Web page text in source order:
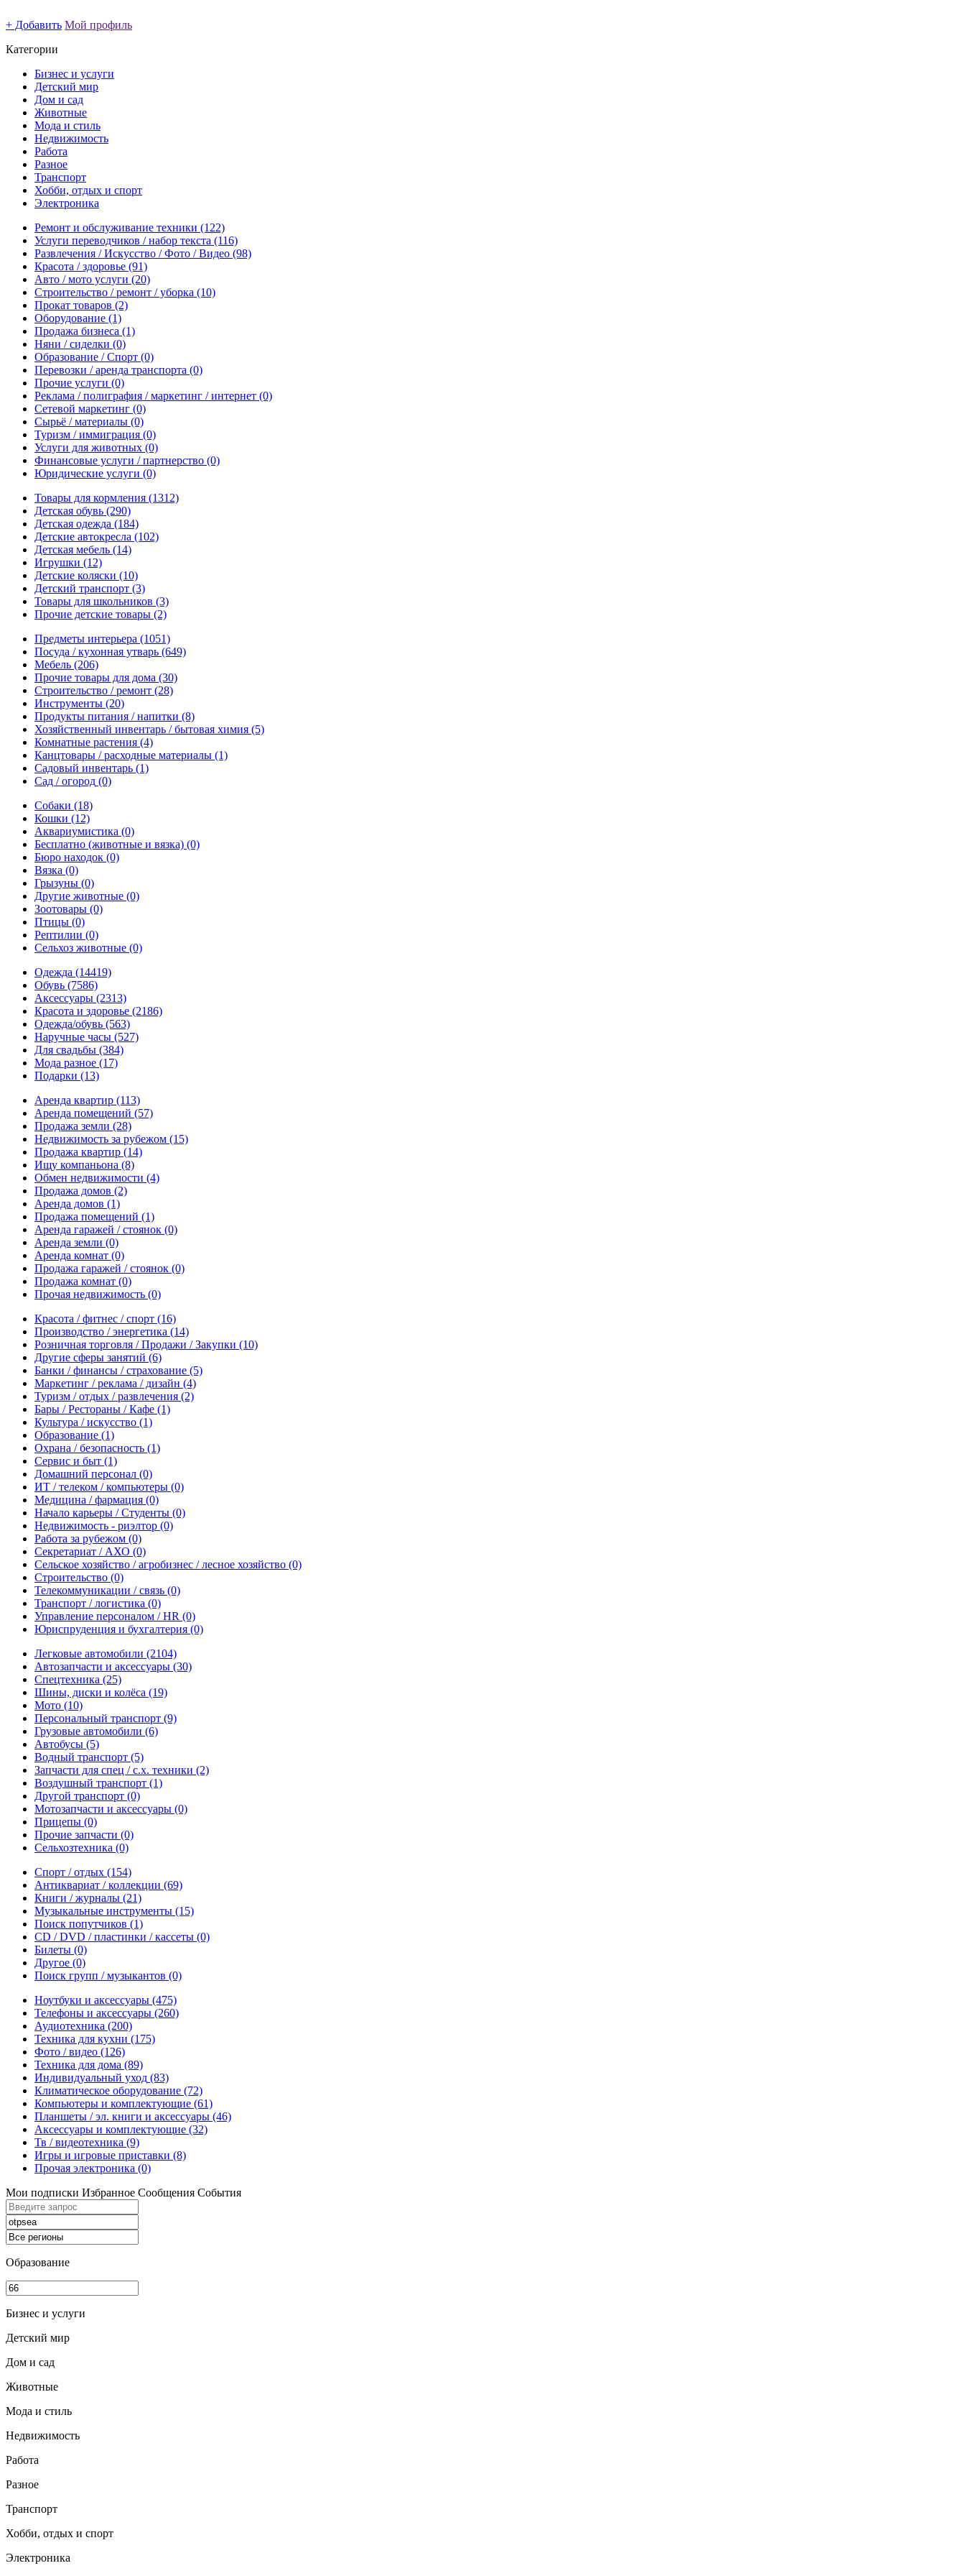
+ Добавить Мой профиль
Категории
Бизнес и услуги
Детский мир
Дом и сад
Животные
Мода и стиль
Недвижимость
Работа
Разное
Транспорт
Хобби, отдых и спорт
Электроника
Ремонт и обслуживание техники (122)
Услуги переводчиков / набор текста (116)
Развлечения / Искусство / Фото / Видео (98)
Красота / здоровье (91)
Авто / мото услуги (20)
Строительство / ремонт / уборка (10)
Прокат товаров (2)
Оборудование (1)
Продажа бизнеса (1)
Няни / сиделки (0)
Образование / Спорт (0)
Перевозки / аренда транспорта (0)
Прочие услуги (0)
Реклама / полиграфия / маркетинг / интернет (0)
Сетевой маркетинг (0)
Сырьё / материалы (0)
Туризм / иммиграция (0)
Услуги для животных (0)
Финансовые услуги / партнерство (0)
Юридические услуги (0)
Товары для кормления (1312)
Детская обувь (290)
Детская одежда (184)
Детские автокресла (102)
Детская мебель (14)
Игрушки (12)
Детские коляски (10)
Детский транспорт (3)
Товары для школьников (3)
Прочие детские товары (2)
Предметы интерьера (1051)
Посуда / кухонная утварь (649)
Мебель (206)
Прочие товары для дома (30)
Строительство / ремонт (28)
Инструменты (20)
Продукты питания / напитки (8)
Хозяйственный инвентарь / бытовая химия (5)
Комнатные растения (4)
Канцтовары / расходные материалы (1)
Садовый инвентарь (1)
Сад / огород (0)
Собаки (18)
Кошки (12)
Аквариумистика (0)
Бесплатно (животные и вязка) (0)
Бюро находок (0)
Вязка (0)
Грызуны (0)
Другие животные (0)
Зоотовары (0)
Птицы (0)
Рептилии (0)
Сельхоз животные (0)
Одежда (14419)
Обувь (7586)
Аксессуары (2313)
Красота и здоровье (2186)
Одежда/обувь (563)
Наручные часы (527)
Для свадьбы (384)
Мода разное (17)
Подарки (13)
Аренда квартир (113)
Аренда помещений (57)
Продажа земли (28)
Недвижимость за рубежом (15)
Продажа квартир (14)
Ищу компаньона (8)
Обмен недвижимости (4)
Продажа домов (2)
Аренда домов (1)
Продажа помещений (1)
Аренда гаражей / стоянок (0)
Аренда земли (0)
Аренда комнат (0)
Продажа гаражей / стоянок (0)
Продажа комнат (0)
Прочая недвижимость (0)
Красота / фитнес / спорт (16)
Производство / энергетика (14)
Розничная торговля / Продажи / Закупки (10)
Другие сферы занятий (6)
Банки / финансы / страхование (5)
Маркетинг / реклама / дизайн (4)
Туризм / отдых / развлечения (2)
Бары / Рестораны / Кафе (1)
Культура / искусство (1)
Образование (1)
Охрана / безопасность (1)
Сервис и быт (1)
Домашний персонал (0)
ИТ / телеком / компьютеры (0)
Медицина / фармация (0)
Начало карьеры / Студенты (0)
Недвижимость - риэлтор (0)
Работа за рубежом (0)
Секретариат / АХО (0)
Сельское хозяйство / агробизнес / лесное хозяйство (0)
Строительство (0)
Телекоммуникации / связь (0)
Транспорт / логистика (0)
Управление персоналом / HR (0)
Юриспруденция и бухгалтерия (0)
Легковые автомобили (2104)
Автозапчасти и аксессуары (30)
Спецтехника (25)
Шины, диски и колёса (19)
Мото (10)
Персональный транспорт (9)
Грузовые автомобили (6)
Автобусы (5)
Водный транспорт (5)
Запчасти для спец / с.х. техники (2)
Воздушный транспорт (1)
Другой транспорт (0)
Мотозапчасти и аксессуары (0)
Прицепы (0)
Прочие запчасти (0)
Сельхозтехника (0)
Спорт / отдых (154)
Антиквариат / коллекции (69)
Книги / журналы (21)
Музыкальные инструменты (15)
Поиск попутчиков (1)
CD / DVD / пластинки / кассеты (0)
Билеты (0)
Другое (0)
Поиск групп / музыкантов (0)
Ноутбуки и аксессуары (475)
Телефоны и аксессуары (260)
Аудиотехника (200)
Техника для кухни (175)
Фото / видео (126)
Техника для дома (89)
Индивидуальный уход (83)
Климатическое оборудование (72)
Компьютеры и комплектующие (61)
Планшеты / эл. книги и аксессуары (46)
Аксессуары и комплектующие (32)
Тв / видеотехника (9)
Игры и игровые приставки (8)
Прочая электроника (0)
Мои подписки Избранное Сообщения События
Образование
Бизнес и услуги
Детский мир
Дом и сад
Животные
Мода и стиль
Недвижимость
Работа
Разное
Транспорт
Хобби, отдых и спорт
Электроника